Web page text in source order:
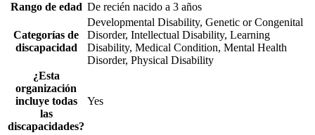
Rango de edad De recién nacido a 3 años
Categorías de
discapacidad
Developmental Disability, Genetic or Congenital
Disorder, Intellectual Disability, Learning
Disability, Medical Condition, Mental Health
Disorder, Physical Disability
¿Esta
organización
incluye todas
las
discapacidades?
Yes